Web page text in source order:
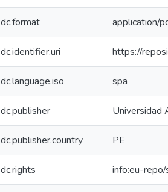
dc.format application/
dc.identifier.uri https://
dc.language.iso spa
dc.publisher Universidad
dc.publisher.country PE
dc.rights info:eu-